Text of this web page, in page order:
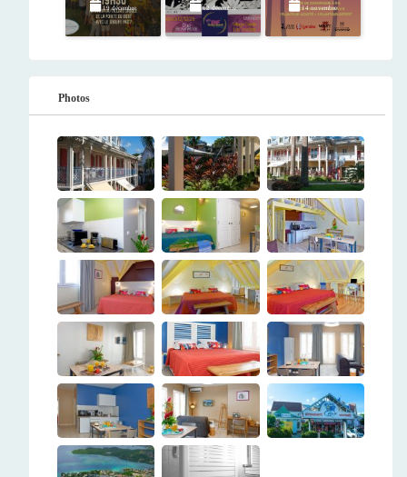
19 décembre 12 décembre 14 novembre
Photos